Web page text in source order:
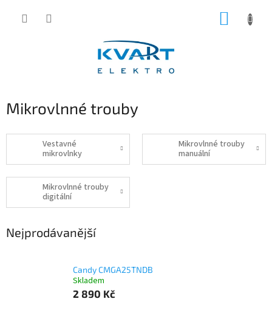
Mikrovlnné trouby
Vestavné
mikrovlnky
Mikrovlnné trouby
manuální
Mikrovlnné trouby
digitální
Nejprodávanější
Candy CMGA25TNDB
Skladem
2 890 Kč